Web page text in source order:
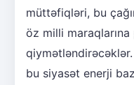
müttəfiqləri, bu
öz milli
bu siyasət enerji